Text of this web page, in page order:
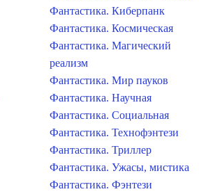
Фантастика. Киберпанк
Фантастика. Космическая
Фантастика. Магический
реализм
Фантастика. Мир пауков
Фантастика. Научная
Фантастика. Социальная
Фантастика. Технофэнтези
Фантастика. Триллер
Фантастика. Ужасы, мистика
Фантастика. Фэнтези